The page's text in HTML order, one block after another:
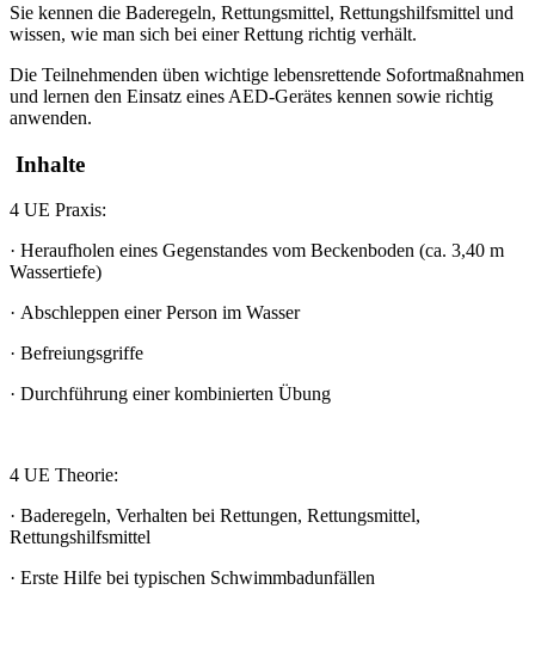
Sie kennen die Baderegeln, Rettungsmittel, Rettungshilfsmittel und
wissen, wie man sich bei einer Rettung richtig verhält.
Die Teilnehmenden üben wichtige lebensrettende Sofortmaßnahmen
und lernen den Einsatz eines AED-Gerätes kennen sowie richtig
anwenden.
Inhalte
4 UE Praxis:
· Heraufholen eines Gegenstandes vom Beckenboden (ca. 3,40 m
Wassertiefe)
· Abschleppen einer Person im Wasser
· Befreiungsgriffe
· Durchführung einer kombinierten Übung
4 UE Theorie:
· Baderegeln, Verhalten bei Rettungen, Rettungsmittel,
Rettungshilfsmittel
· Erste Hilfe bei typischen Schwimmbadunfällen